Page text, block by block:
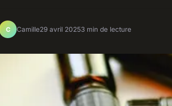
C Camille29 avril 20253 min de lecture